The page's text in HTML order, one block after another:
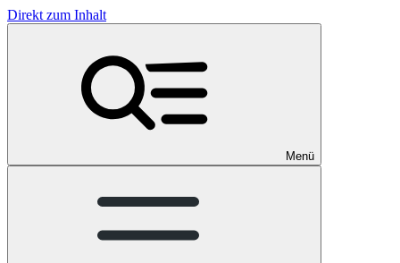
Direkt zum Inhalt
Menü